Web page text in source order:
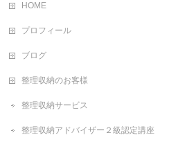
HOME
プロフィール
ブログ
整理収納のお客様
整理収納サービス
整理収納アドバイザー２級認定講座